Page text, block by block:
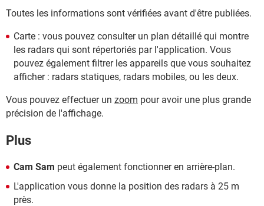
Toutes les informations sont vérifiées avant d'être publiées.
Carte : vous pouvez consulter un plan détaillé qui montre
les radars qui sont répertoriés par l'application. Vous
pouvez également filtrer les appareils que vous souhaitez
afficher : radars statiques, radars mobiles, ou les deux.
Vous pouvez effectuer un zoom pour avoir une plus grande
précision de l'affichage.
Plus
Cam Sam peut également fonctionner en arrière-plan.
L'application vous donne la position des radars à 25 m
près.